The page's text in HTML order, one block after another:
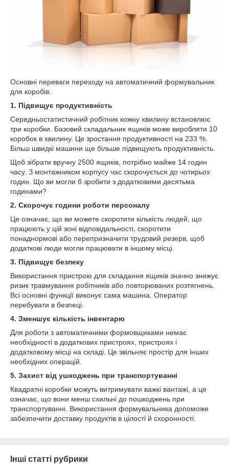
Основні переваги переходу на автоматичний формувальник
для коробів:
1. Підвищує продуктивність
Середньостатистичний робітник кожну хвилину встановлює
три коробки. Базовий складальник ящиків може виробляти 10
коробок в хвилину. Це зростання продуктивності на 233 %.
Більш швидкі машини ще більше підвищують продуктивність.
Щоб зібрати вручну 2500 ящиків, потрібно майже 14 годин
часу. З монтажником корпусу час скорочується до чотирьох
годин. Що ви могли б зробити з додатковими десятьма
годинами?
2. Скорочує години роботи персоналу
Це означає, що ви можете скоротити кількість людей, що
працюють у цій зоні відповідальності, скоротити
понаднормові або перепризначити трудовий резерв, щоб
додаткові люди могли працювати в іншому місці.
3. Підвищує безпеку
Використання пристрою для складання ящиків значно знижує
ризик травмування робітників або повторюваних розтягнень.
Всі основні функції виконує сама машина. Оператор
перебувати в безпеці.
4. Зменшує кількість інвентарю
Для роботи з автоматичними формовщиками немає
необхідності в додаткових пристроях, пристроях і
додатковому місці на складі. Це звільняє простір для інших
необхідних операцій.
5. Захист від ушкоджень при транспортуванні
Квадратні коробки можуть витримувати важкі вантажі, а це
означає, що вони менш схильні до пошкоджень при
транспортуванні. Використання формувальника допоможе
забезпечити доставку продуктів в цілості й схоронності.
Інші статті рубрики